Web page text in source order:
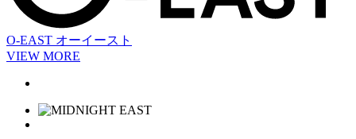
O-EAST オーイースト
VIEW MORE